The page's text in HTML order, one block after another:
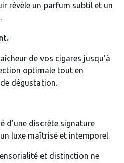
révèle un parfum subtil et un
de vos cigares jusqu’à
optimale tout en
dégustation.
d’une discrète signature
luxe maîtrisé et intemporel.
et distinction ne